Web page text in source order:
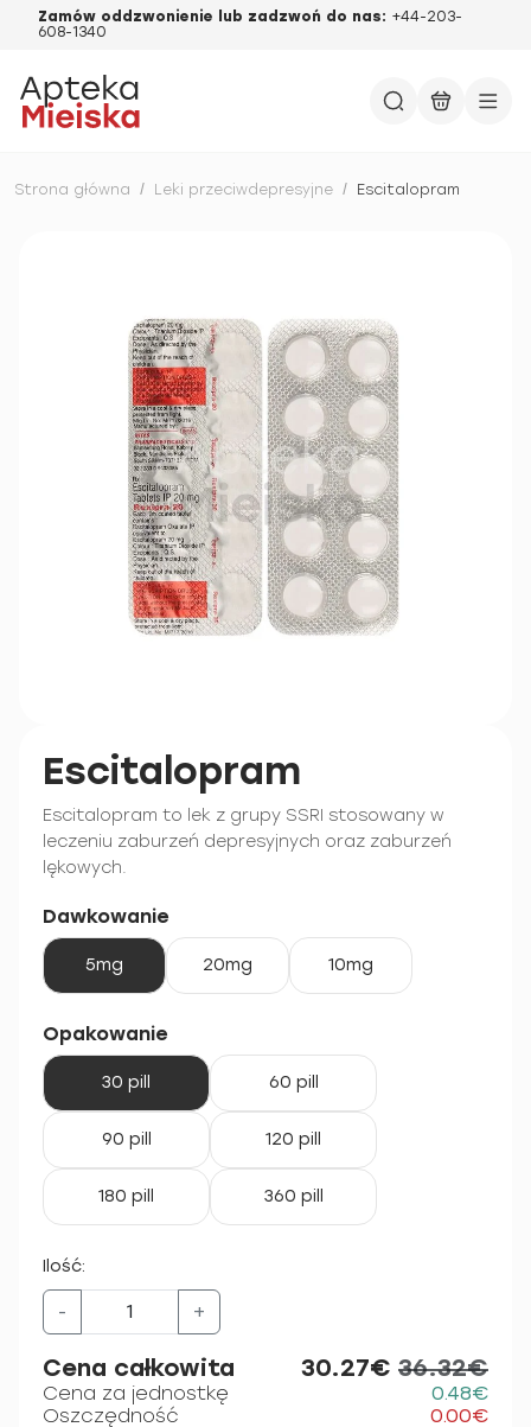
Zamów oddzwonienie lub zadzwoń do nas: +44-203-
608-1340
Strona główna / Leki przeciwdepresyjne / Escitalopram
Escitalopram
Escitalopram to lek z grupy SSRI stosowany w
leczeniu zaburzeń depresyjnych oraz zaburzeń
lękowych.
Dawkowanie
5mg 20mg 10mg
Opakowanie
30 pill 60 pill
90 pill 120 pill
180 pill 360 pill
Ilość:
- +
Cena całkowita 30.27€ 36.32€
Cena za jednostkę
0.48€
Oszczędność
0.00€